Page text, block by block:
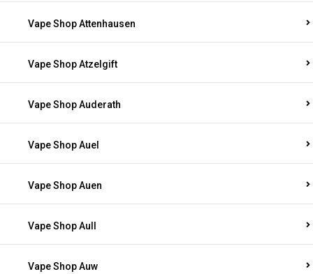
Vape Shop Attenhausen
Vape Shop Atzelgift
Vape Shop Auderath
Vape Shop Auel
Vape Shop Auen
Vape Shop Aull
Vape Shop Auw